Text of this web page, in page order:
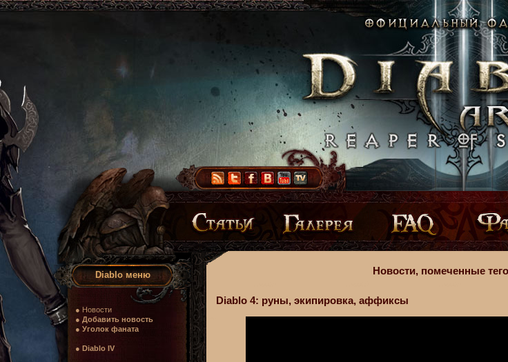
Diablo меню
● Новости
● Добавить новость
● Уголок фаната
● Diablo IV
Новости, помеченные
Diablo 4: руны, экипировка, аффиксы